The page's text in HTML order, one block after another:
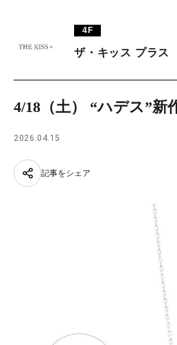
TAX FREE
日本語
4F
ザ・キッス プラス
4/18（土） “ハデス”新
2026.04.15
記事をシェア